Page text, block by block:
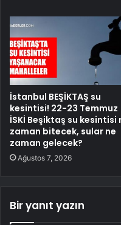
İstanbul BEŞİKTAŞ su
kesintisi! 22-23 Temmuz
İSKİ Beşiktaş su kesintisi
zaman bitecek, sular ne
zaman gelecek?
Ağustos 7, 2026
Bir yanıt yazın